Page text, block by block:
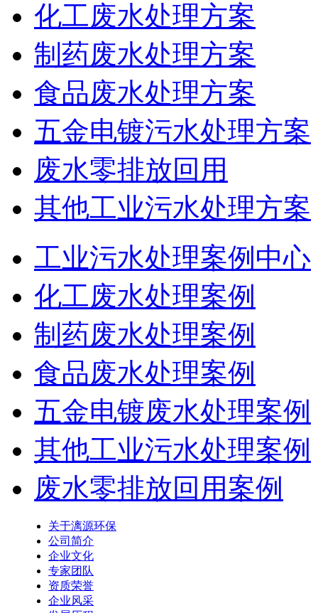
化工废水处理方案
制药废水处理方案
食品废水处理方案
五金电镀污水处理方案
废水零排放回用
其他工业污水处理方案
工业污水处理案例中心
化工废水处理案例
制药废水处理案例
食品废水处理案例
五金电镀废水处理案例
其他工业污水处理案例
废水零排放回用案例
关于漓源环保
公司简介
企业文化
专家团队
资质荣誉
企业风采